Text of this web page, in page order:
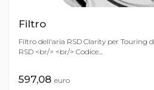
Filtro
Filtro dell'aria RSD Clarity per Touring
RSD <br/> <br/> Codice...
597,08 euro